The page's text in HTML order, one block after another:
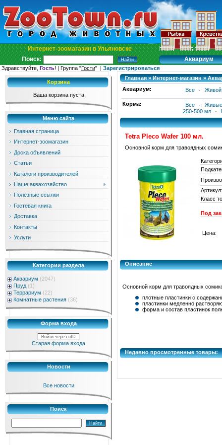
Интернет-зоомагазин в Ульяновске
Поиск:
Аквариум
Здравствуйте, Гость! | Группа "Гости" | Зарегистрироваться
Корзина
Ваша корзина пуста
Меню сайта
Главная страница
Интернет-зоомагазин
Доска объявлений
Статьи
Каталоги производителей
Наше аквахозяйство
Полезные ссылки
Гостевая книга
Доставка
Контакты
Услуги
Категории раздела
Аквариум (2047)
Пруд (1)
Террариум (22)
Комнатные растения (36)
Форма входа
Войти через uID
Старая форма входа
Новости
Все новости
Поиск
Главная » Интернет-магазин »
Аквариум:
Все · Живой
Корма: Все ·
250-500 мл
·
Tetra Pleco Wafer 100 мл.
Основной корм для травоядных
Артикул:
Класс
Под
Цена:
Описание
Основной корм для травоядных
плотные пластинки с
пластинки медленно
форма и состав пластинок
Недавно просмотренные товары: